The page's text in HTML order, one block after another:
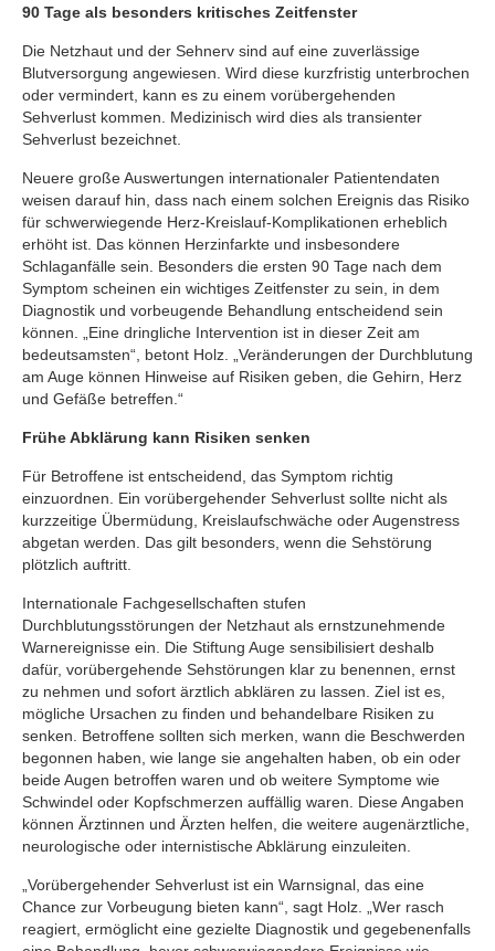
90 Tage als besonders kritisches Zeitfenster
Die Netzhaut und der Sehnerv sind auf eine zuverlässige
Blutversorgung angewiesen. Wird diese kurzfristig unterbrochen
oder vermindert, kann es zu einem vorübergehenden
Sehverlust kommen. Medizinisch wird dies als transienter
Sehverlust bezeichnet.
Neuere große Auswertungen internationaler Patientendaten
weisen darauf hin, dass nach einem solchen Ereignis das Risiko
für schwerwiegende Herz-Kreislauf-Komplikationen erheblich
erhöht ist. Das können Herzinfarkte und insbesondere
Schlaganfälle sein. Besonders die ersten 90 Tage nach dem
Symptom scheinen ein wichtiges Zeitfenster zu sein, in dem
Diagnostik und vorbeugende Behandlung entscheidend sein
können. „Eine dringliche Intervention ist in dieser Zeit am
bedeutsamsten“, betont Holz. „Veränderungen der Durchblutung
am Auge können Hinweise auf Risiken geben, die Gehirn, Herz
und Gefäße betreffen.“
Frühe Abklärung kann Risiken senken
Für Betroffene ist entscheidend, das Symptom richtig
einzuordnen. Ein vorübergehender Sehverlust sollte nicht als
kurzzeitige Übermüdung, Kreislaufschwäche oder Augenstress
abgetan werden. Das gilt besonders, wenn die Sehstörung
plötzlich auftritt.
Internationale Fachgesellschaften stufen
Durchblutungsstörungen der Netzhaut als ernstzunehmende
Warnereignisse ein. Die Stiftung Auge sensibilisiert deshalb
dafür, vorübergehende Sehstörungen klar zu benennen, ernst
zu nehmen und sofort ärztlich abklären zu lassen. Ziel ist es,
mögliche Ursachen zu finden und behandelbare Risiken zu
senken. Betroffene sollten sich merken, wann die Beschwerden
begonnen haben, wie lange sie angehalten haben, ob ein oder
beide Augen betroffen waren und ob weitere Symptome wie
Schwindel oder Kopfschmerzen auffällig waren. Diese Angaben
können Ärztinnen und Ärzten helfen, die weitere augenärztliche,
neurologische oder internistische Abklärung einzuleiten.
„Vorübergehender Sehverlust ist ein Warnsignal, das eine
Chance zur Vorbeugung bieten kann“, sagt Holz. „Wer rasch
reagiert, ermöglicht eine gezielte Diagnostik und gegebenenfalls